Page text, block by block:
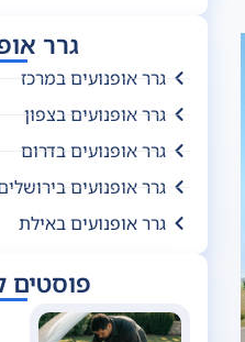
גרר
גרר אופנועים במרכז
גרר אופנועים בצפון
גרר אופנועים בדרום
גרר אופנועים
גרר אופנועים באילת
פוסטים